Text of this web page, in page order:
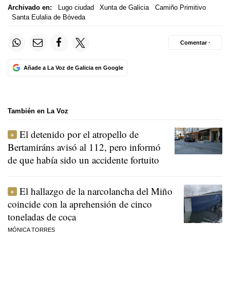
Archivado en: Lugo ciudad Xunta de Galicia
Camiño Primitivo
Santa Eulalia de Bóveda
Añade a La Voz de Galicia en Google
Comentar ·
También en La Voz
El detenido por el atropello de
Bertamiráns avisó al 112, pero informó
de que había sido un accidente fortuito
El hallazgo de la narcolancha del Miño
coincide con la aprehensión de cinco
toneladas de coca
MÓNICA TORRES